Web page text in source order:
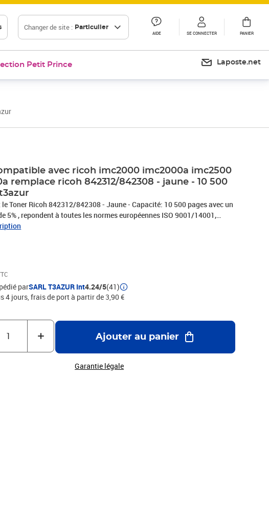
Changer de site : Particulier
AIDE SE CONNECTER PANIER
Petit Prince Laposte.net
avec ricoh imc2000 imc2000a imc2500
remplace ricoh 842312/842308 - jaune - 10 500
Toner Ricoh 842312/842308 - Jaune - Capacité: 10 500 pages avec un
5% , repondent à toutes les normes européennes ISO 9001/14001,
. Encre de haute qualité qui garantie une excellence qualité
parSARL T3AZUR Int4.24/5(41)
4 jours, frais de port à partir de 3,90 €
Ajouter au panier
Garantie légale